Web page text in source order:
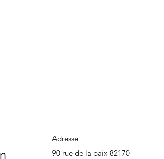
Adresse
90 rue de la paix 82170